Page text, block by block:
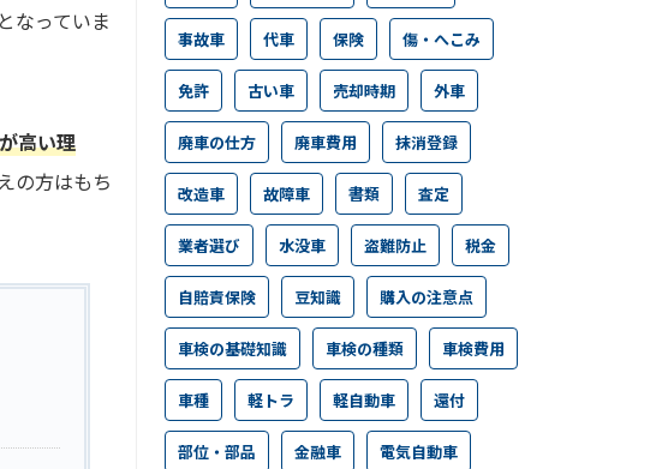
なっていま
高い理
の方はもち
事故車 代車 保険 傷・へこみ
免許 古い車 売却時期 外車
廃車の仕方 廃車費用 抹消登録
改造車 故障車 書類 査定
業者選び 水没車 盗難防止 税金
自賠責保険 豆知識 購入の注意点
車検の基礎知識 車検の種類 車検費用
車種 軽トラ 軽自動車 還付
部位・部品 金融車 電気自動車